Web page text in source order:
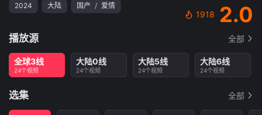
2024 大陆 国产 / 爱情
1918 2.0
播放源 全部
全球3线
24个视频
大陆0线
24个视频
大陆5线
24个视频
大陆6线
24个视频
选集 全部